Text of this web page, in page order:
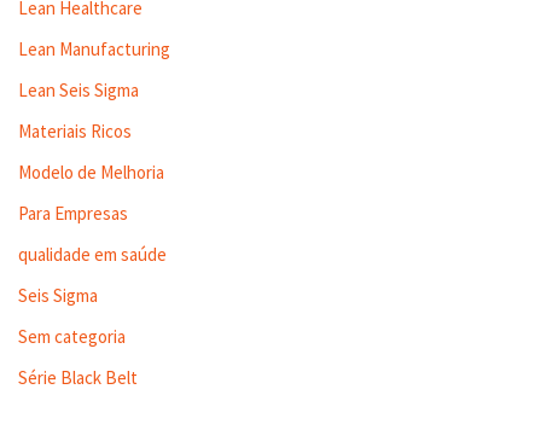
Lean Healthcare
Lean Manufacturing
Lean Seis Sigma
Materiais Ricos
Modelo de Melhoria
Para Empresas
qualidade em saúde
Seis Sigma
Sem categoria
Série Black Belt